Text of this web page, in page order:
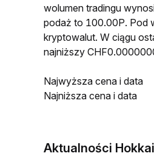
wolumen tradingu
podaż to 100.00P. Pod
kryptowalut. W ciągu
najniższy
Najwyższa cena i data
Najniższa cena i data
Aktualności